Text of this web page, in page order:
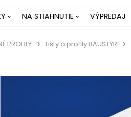
NA STIAHNUTIE VÝPREDAJ
PROFILY Lišty a profily BAUSTYR